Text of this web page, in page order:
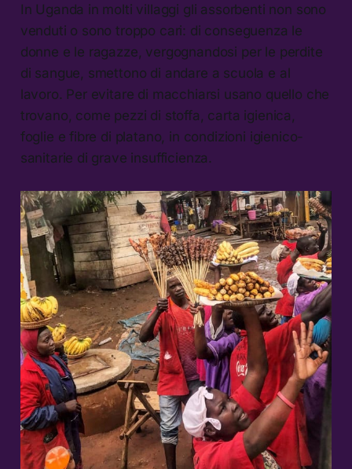
In Uganda in molti villaggi gli assorbenti non sono
venduti o sono troppo cari: di conseguenza le
donne e le ragazze, vergognandosi per le perdite
di sangue, smettono di andare a scuola e al
lavoro. Per evitare di macchiarsi usano quello che
trovano, come pezzi di stoffa, carta igienica,
foglie e fibre di platano, in condizioni igienico-
sanitarie di grave insufficienza.